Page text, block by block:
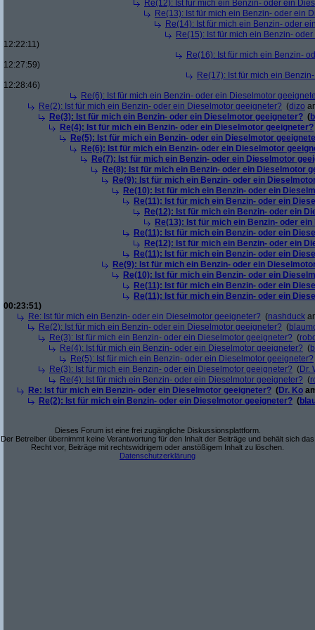
Re(12): Ist für mich ein Benzin- oder ein
Re(13): Ist für mich ein Benzin- oder ein
Re(14): Ist für mich ein Benzin- oder
Re(15): Ist für mich ein Benzin-
12:22:11)
Re(16): Ist für mich ein Benzin-
12:27:59)
Re(17): Ist für mich ein
12:28:46)
Re(6): Ist für mich ein Benzin- oder ein Dieselmotor
Re(2): Ist für mich ein Benzin- oder ein Dieselmotor geeigneter? (dizo
Re(3): Ist für mich ein Benzin- oder ein Dieselmotor geeigneter? (
Re(4): Ist für mich ein Benzin- oder ein Dieselmotor geeigneter?
Re(5): Ist für mich ein Benzin- oder ein Dieselmotor
Re(6): Ist für mich ein Benzin- oder ein Dieselmotor
Re(7): Ist für mich ein Benzin- oder ein Dieselmotor
Re(8): Ist für mich ein Benzin- oder ein Dieselmotor
Re(9): Ist für mich ein Benzin- oder ein
Re(10): Ist für mich ein Benzin- oder ein
Re(11): Ist für mich ein Benzin- oder ein
Re(12): Ist für mich ein Benzin- oder ein
Re(13): Ist für mich ein Benzin- oder
Re(11): Ist für mich ein Benzin- oder ein
Re(12): Ist für mich ein Benzin- oder ein
Re(11): Ist für mich ein Benzin- oder ein
Re(9): Ist für mich ein Benzin- oder ein
Re(10): Ist für mich ein Benzin- oder ein
Re(11): Ist für mich ein Benzin- oder ein
Re(11): Ist für mich ein Benzin- oder ein
00:23:51)
Re: Ist für mich ein Benzin- oder ein Dieselmotor geeigneter? (nashduck
Re(2): Ist für mich ein Benzin- oder ein Dieselmotor geeigneter? (
Re(3): Ist für mich ein Benzin- oder ein Dieselmotor geeigneter? (
Re(4): Ist für mich ein Benzin- oder ein Dieselmotor geeigneter? (
Re(5): Ist für mich ein Benzin- oder ein Dieselmotor geeigneter?
Re(3): Ist für mich ein Benzin- oder ein Dieselmotor geeigneter? (Dr.
Re(4): Ist für mich ein Benzin- oder ein Dieselmotor geeigneter? (
Re: Ist für mich ein Benzin- oder ein Dieselmotor geeigneter? (Dr. Ko
Re(2): Ist für mich ein Benzin- oder ein Dieselmotor geeigneter? (
Dieses Forum ist eine frei zugängliche Diskussionsplattform.
Der Betreiber übernimmt keine Verantwortung für den Inhalt der Beiträge und behält sich das
Recht vor, Beiträge mit rechtswidrigem oder anstößigem Inhalt zu löschen.
Datenschutzerklärung